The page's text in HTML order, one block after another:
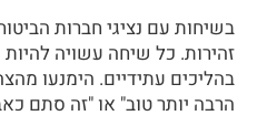
בשיחות עם נציגי חברות
זהירות. כל שיחה עשויה
בהליכים עתידיים. הימנעו
הרבה יותר טוב" או "זה סתם